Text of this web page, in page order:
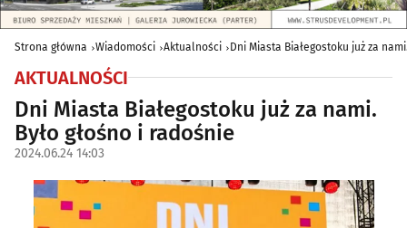
Strona główna Wiadomości Aktualności Dni Miasta Białegostoku już za
AKTUALNOŚCI
Dni Miasta Białegostoku już za nami.
Było głośno i radośnie
2024.06.24 14:03